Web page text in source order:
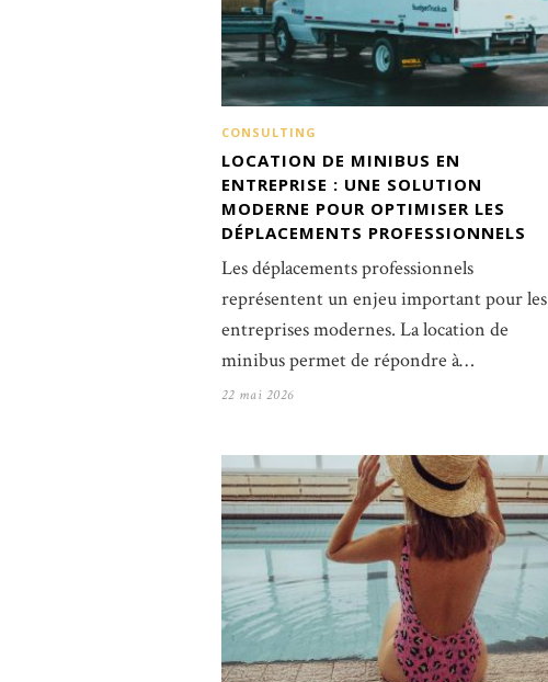
CONSULTING
LOCATION DE MINIBUS EN
ENTREPRISE : UNE SOLUTION
MODERNE POUR OPTIMISER LES
DÉPLACEMENTS PROFESSIONNELS
Les déplacements professionnels
représentent un enjeu important pour les
entreprises modernes. La location de
minibus permet de répondre à…
22 mai 2026